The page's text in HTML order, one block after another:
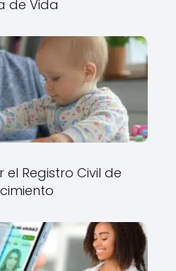
de Vida
Registro Civil de